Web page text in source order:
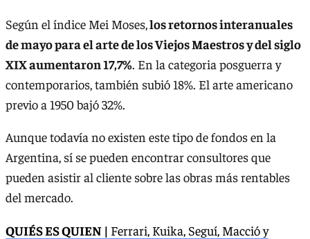
Según el índice Mei Moses,los retornos interanuales
de mayo para el arte de los Viejos Maestros y del siglo
XIX aumentaron 17,7%. En la categoria posguerra y
contemporarios, también subió 18%. El arte americano
previo a 1950 bajó 32%.
Aunque todavía no existen este tipo de fondos en la
Argentina, sí se pueden encontrar consultores que
pueden asistir al cliente sobre las obras más rentables
del mercado.
QUIÉS ES QUIEN | Ferrari, Kuika, Seguí, Macció y